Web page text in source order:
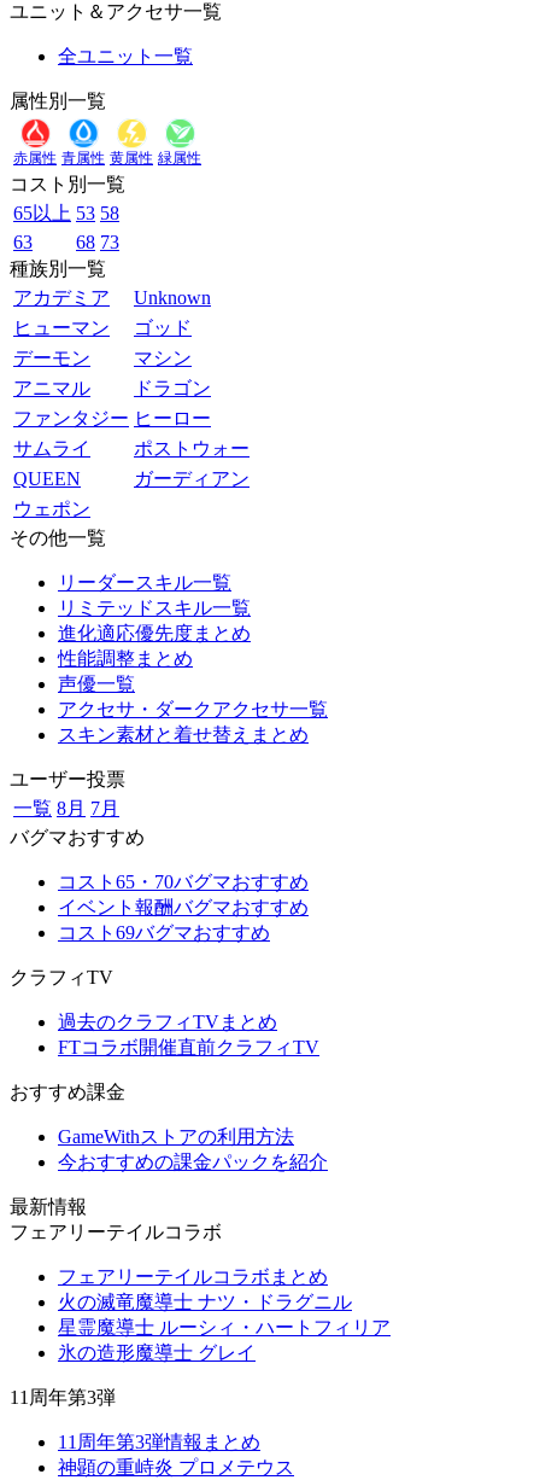
ユニット＆アクセサ一覧
全ユニット一覧
属性別一覧
赤属性 青属性 黄属性 緑属性
コスト別一覧
65以上 53 58
63
68 73
種族別一覧
アカデミア
Unknown
ヒューマン
ゴッド
デーモン
マシン
アニマル
ドラゴン
ファンタジー ヒーロー
サムライ
ポストウォー
QUEEN
ガーディアン
ウェポン
その他一覧
リーダースキル一覧
リミテッドスキル一覧
進化適応優先度まとめ
性能調整まとめ
声優一覧
アクセサ・ダークアクセサ一覧
スキン素材と着せ替えまとめ
ユーザー投票
一覧 8月 7月
バグマおすすめ
コスト65・70バグマおすすめ
イベント報酬バグマおすすめ
コスト69バグマおすすめ
クラフィTV
過去のクラフィTVまとめ
FTコラボ開催直前クラフィTV
おすすめ課金
GameWithストアの利用方法
今おすすめの課金パックを紹介
最新情報
フェアリーテイルコラボ
フェアリーテイルコラボまとめ
火の滅竜魔導士 ナツ・ドラグニル
星霊魔導士 ルーシィ・ハートフィリア
氷の造形魔導士 グレイ
11周年第3弾
11周年第3弾情報まとめ
神顕の重峙炎 プロメテウス